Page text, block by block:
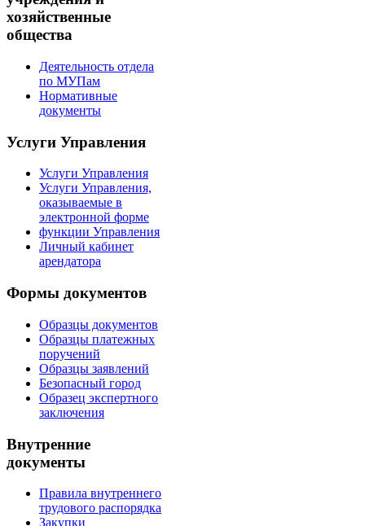
хозяйственные
общества
Деятельность отдела
по МУПам
Нормативные
документы
Услуги Управления
Услуги Управления
Услуги Управления,
оказываемые в
электронной форме
функции Управления
Личный кабинет
арендатора
Формы документов
Образцы документов
Образцы платежных
поручений
Образцы заявлений
Безопасный город
Образец экспертного
заключения
Внутренние
документы
Правила внутреннего
трудового распорядка
Закупки